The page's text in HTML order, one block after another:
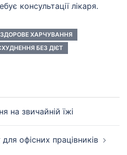
консультації лікаря.
ЗДОРОВЕ ХАРЧУВАННЯ
БЕЗ ДІЄТ
на звичайній їжі
офісних працівників